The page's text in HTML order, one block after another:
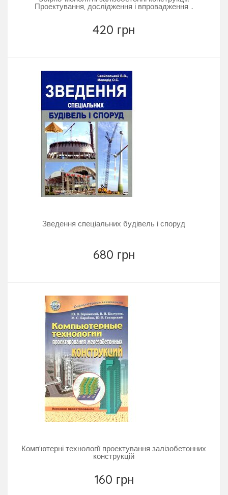
Проектування, дослідження і впровадження ..
420 грн
Зведення спеціальних будівель і споруд
680 грн
Комп'ютерні технології проектування залізобетонних
конструкцій
160 грн